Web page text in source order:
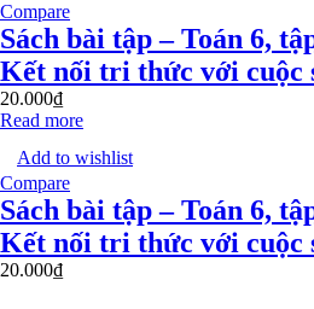
Compare
Sách bài tập – Toán 6,
Kết nối tri thức với cuộc
20.000₫
Read more
Add to wishlist
Compare
Sách bài tập – Toán 6,
Kết nối tri thức với cuộc
20.000₫